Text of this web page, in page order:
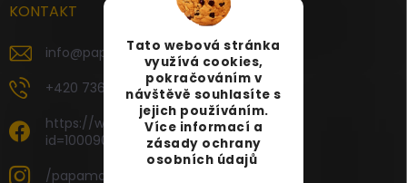
Tato webová stránka
využívá cookies,
pokračováním v
návštěvě souhlasíte s
jejich používáním.
Více informací a
zásady ochrany
osobních údajů
KONTAKT
info@papamartin.cz
+420 736 120 126
https://www.facebook.com/profile.php?
id=100090696535887
/papamartin.cz